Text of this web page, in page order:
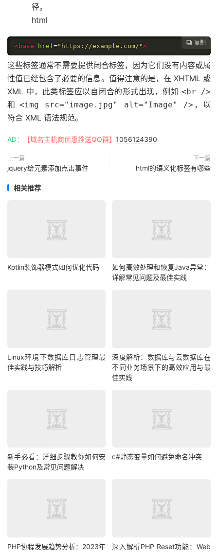
径。
html
 复制
<base href="https://example.com/">
这些标签通常不需要提供闭合标签，因为它们没有内容或属
性值已经包含了必要的信息。值得注意的是，在 XHTML 或
XML 中，此类标签应以自闭合的形式出现，例如 <br />
和<img src="image.jpg" alt="Image" /> ，以
符合 XML 语法规范。
AD： 【域名主机商优惠推送QQ群】 1056124390
上一篇
jquery给元素添加点击事件
下一篇
html的语义化标签有哪些
相关推荐
Kotlin装饰器模式如何优化代码
如何高效处理和恢复Java异常：
详解常见问题及最佳实践
Linux环境下数据库日志管理最
佳实践与技巧解析
深度解析：数据库与云数据库在
不同业务场景下的高效应用与最
佳实践
新手必看：详细步骤教你如何安
装Python及常见问题解决
c#静态变量如何避免命名冲突
PHP协程发展趋势分析：2023年
深入解析PHP Reset功能：Web